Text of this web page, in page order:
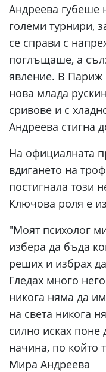
Андреева губеше
големи турнири,
се справи с
поглъщаше, а
явление. В Париж
нова млада
сривове и с
Андреева стигна
На официалната
вдигането на
постигнала този
Ключова роля е
"Моят психолог
избера да бъда
реших и избрах
Гледах много
никога няма да
на света никога
силно исках
начина, по който
Мира Андреева